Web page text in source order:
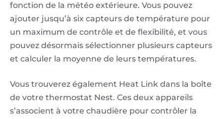
fonction de la météo extérieure. Vous pouvez
ajouter jusqu’à six capteurs de température pour
un maximum de contrôle et de flexibilité, et vous
pouvez désormais sélectionner plusieurs capteurs
et calculer la moyenne de leurs températures.
Vous trouverez également Heat Link dans la boîte
de votre thermostat Nest. Ces deux appareils
s’associent à votre chaudière pour contrôler la